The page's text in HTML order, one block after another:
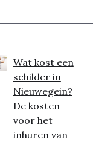
Wat kost een
schilder in
Nieuwegein?
De kosten
voor het
inhuren van